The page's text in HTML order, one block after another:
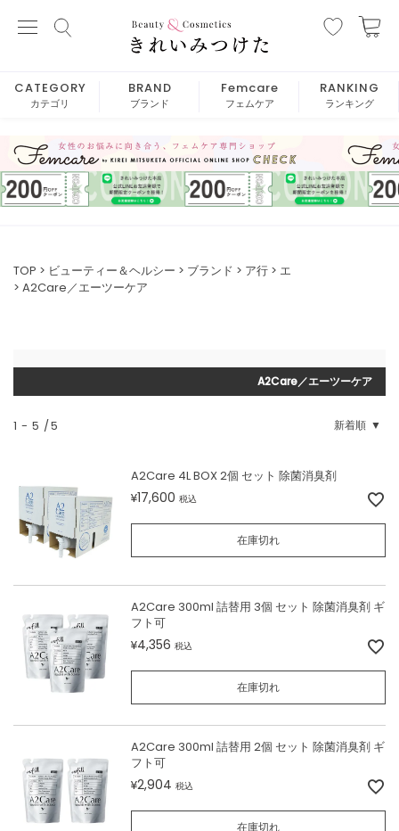
CATEGORY
カテゴリ
BRAND
ブランド
Femcare
フェムケア
RANKING
ランキング
TOP ビューティー＆ヘルシー ブランド ア行
エ
A2Care／エーツーケア
A2Care／エーツーケア
新着順
1 - 5 5
A2Care 4L BOX 2個 セット 除菌消臭剤
¥17,600 税込
在庫切れ
A2Care 300ml 詰替用 3個 セット 除菌消臭剤 ギ
フト可
¥4,356 税込
在庫切れ
A2Care 300ml 詰替用 2個 セット 除菌消臭剤 ギ
フト可
¥2,904 税込
在庫切れ